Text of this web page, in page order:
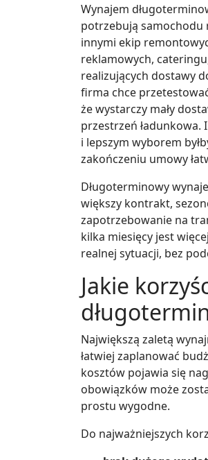
Wynajem
potrzebują samochodu
innymi ekip
reklamowych,
realizujących dostawy
firma chce
że wystarczy mały
przestrzeń ładunkowa.
i lepszym wyborem
zakończeniu umowy
Długoterminowy
większy kontrakt,
zapotrzebowanie na
kilka miesięcy jest
realnej sytuacji, bez
Jakie
Największą zaletą
łatwiej zaplanować
kosztów pojawia się
obowiązków może
prostu wygodne.
Do najważniejszych